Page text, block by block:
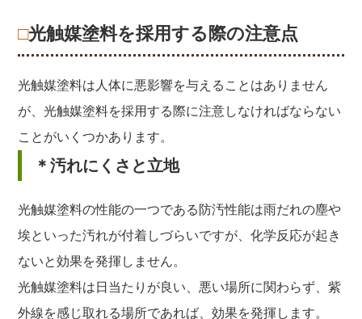
□光触媒塗料を採用する際の注意点
光触媒塗料は人体に悪影響を与えることはありません
が、光触媒塗料を採用する際に注意しなければならない
ことがいくつかあります。
＊汚れにくさと立地
光触媒塗料の性能の一つである防汚性能は雨だれの塵や
埃といった汚れが付着しづらいですが、化学反応が起き
ないと効果を発揮しません。
光触媒塗料は日当たりが良い、悪い場所に関わらず、紫
外線を感じ取れる場所であれば、効果を発揮します。